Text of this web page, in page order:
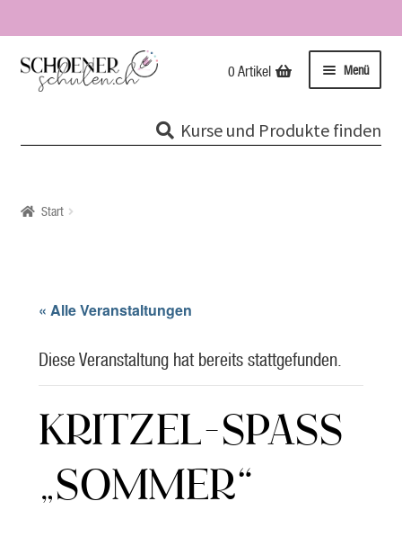
Zur
Navigation
Zum
Inhalt
Menü
Evolutionspädagogik®
0 Artikel
Kurse und Produkte finden
Start
« Alle Veranstaltungen
Diese Veranstaltung hat bereits stattgefunden.
KRITZEL-SPASS
„SOMMER“